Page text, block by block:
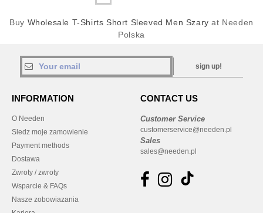
Buy Wholesale T-Shirts Short Sleeved Men Szary at Needen
Polska
sign up!
INFORMATION
O Needen
Sledz moje zamowienie
Payment methods
Dostawa
Zwroty / zwroty
Wsparcie & FAQs
Nasze zobowiazania
CONTACT US
Customer Service
customerservice@needen.pl
Sales
sales@needen.pl